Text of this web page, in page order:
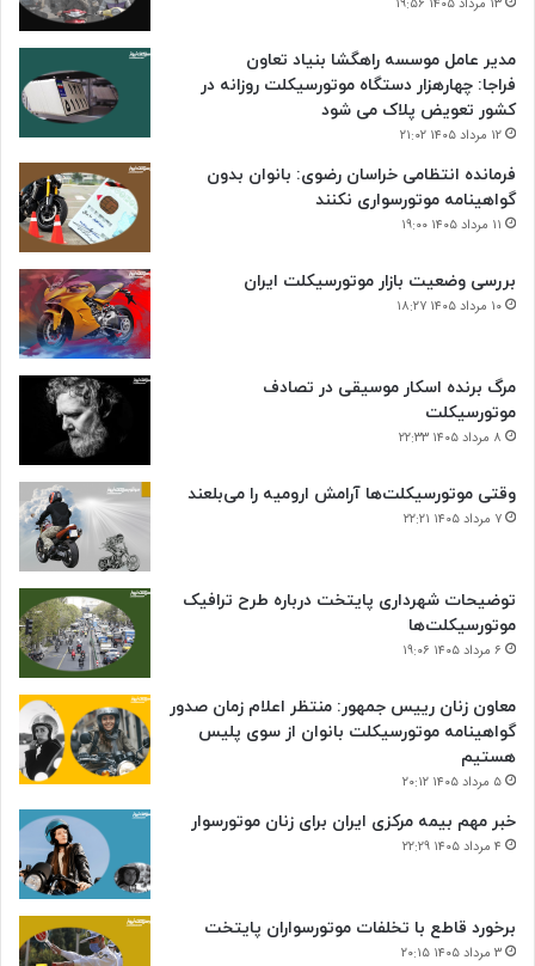
۱۳ مرداد ۱۴۰۵ ۱۹:۵۶
مدیر عامل موسسه راهگشا بنیاد تعاون
فراجا: چهارهزار دستگاه موتورسیکلت روزانه در
کشور تعویض پلاک می شود
۱۲ مرداد ۱۴۰۵ ۲۱:۰۲
فرمانده انتظامی خراسان رضوی: بانوان بدون
گواهینامه موتورسواری نکنند
۱۱ مرداد ۱۴۰۵ ۱۹:۰۰
بررسی وضعیت بازار موتورسیکلت ایران
۱۰ مرداد ۱۴۰۵ ۱۸:۲۷
مرگ برنده اسکار موسیقی در تصادف
موتورسیکلت
۸ مرداد ۱۴۰۵ ۲۲:۳۳
وقتی موتورسیکلت‌ها آرامش ارومیه را می‌بلعند
۷ مرداد ۱۴۰۵ ۲۲:۲۱
توضیحات شهرداری پایتخت درباره طرح ترافیک
موتورسیکلت‌ها
۶ مرداد ۱۴۰۵ ۱۹:۰۶
معاون زنان رییس جمهور: منتظر اعلام زمان صدور
گواهینامه موتورسیکلت بانوان از سوی پلیس
هستیم
۵ مرداد ۱۴۰۵ ۲۰:۱۲
خبر مهم بیمه مرکزی ایران برای زنان موتورسوار
۴ مرداد ۱۴۰۵ ۲۲:۲۹
برخورد قاطع با تخلفات موتورسواران پایتخت
۳ مرداد ۱۴۰۵ ۲۰:۱۵